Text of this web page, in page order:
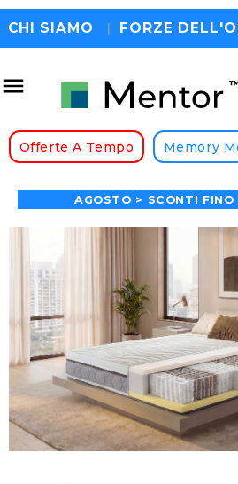
CHI SIAMO | FORZE

Offerte A Tempo Memory
AGOSTO > SCONTI